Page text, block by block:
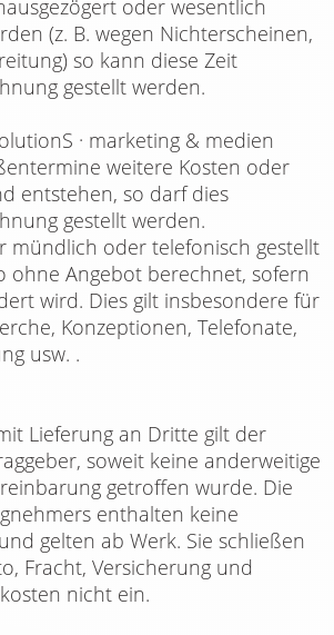
oder wesentlich
(z. B. wegen Nichterscheinen,
so kann diese Zeit
gestellt werden.
· marketing & medien
weitere Kosten oder
entstehen, so darf dies
gestellt werden.
mündlich oder telefonisch gestellt
ohne Angebot berechnet, sofern
wird. Dies gilt insbesondere für
Konzeptionen, Telefonate,
usw. .
Lieferung an Dritte gilt der
soweit keine anderweitige
getroffen wurde. Die
enthalten keine
gelten ab Werk. Sie schließen
Fracht, Versicherung und
nicht ein.